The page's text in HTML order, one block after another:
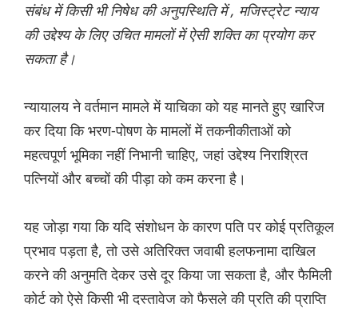
संबंध में किसी भी निषेध की अनुपस्थिति में , मजिस्ट्रेट न्याय
की उद्देश्य के लिए उचित मामलों में ऐसी शक्ति का प्रयोग कर
सकता है।
न्यायालय ने वर्तमान मामले में याचिका को यह मानते हुए खारिज
कर दिया कि भरण-पोषण के मामलों में तकनीकीताओं को
महत्वपूर्ण भूमिका नहीं निभानी चाहिए, जहां उद्देश्य निराश्रित
पत्नियों और बच्चों की पीड़ा को कम करना है।
यह जोड़ा गया कि यदि संशोधन के कारण पति पर कोई प्रतिकूल
प्रभाव पड़ता है, तो उसे अतिरिक्त जवाबी हलफनामा दाखिल
करने की अनुमति देकर उसे दूर किया जा सकता है, और फैमिली
कोर्ट को ऐसे किसी भी दस्तावेज को फैसले की प्रति की प्राप्ति